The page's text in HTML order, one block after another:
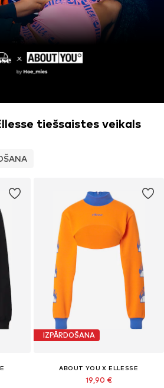
tiešsaistes veikals
IZPĀRDOŠANA
ABOUT YOU X ELLESSE
19,90 €